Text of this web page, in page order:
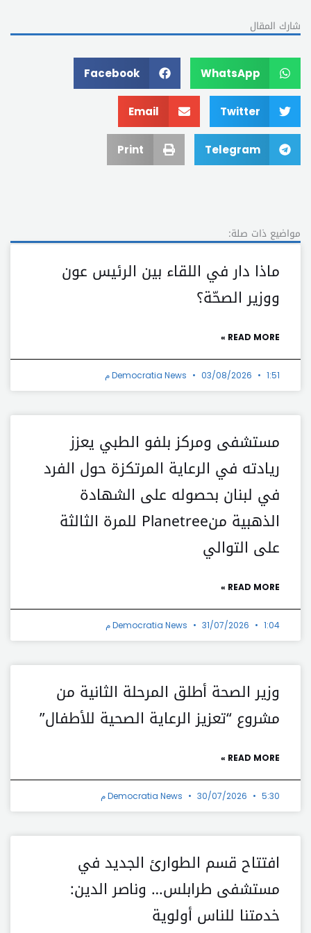
شارك المقال
WhatsApp
Facebook
Twitter
Email
Telegram
Print
مواضيع ذات صلة:
ماذا دار في اللقاء بين الرئيس عون
ووزير الصحّة؟
READ MORE »
Democratia News 03/08/2026 1:51 م
مستشفى ومركز بلفو الطبي يعزز
ريادته في الرعاية المرتكزة حول الفرد
في لبنان بحصوله على الشهادة
الذهبية منPlanetree للمرة الثالثة
على التوالي
READ MORE »
Democratia News 31/07/2026 1:04 م
وزير الصحة أطلق المرحلة الثانية من
مشروع “تعزيز الرعاية الصحية للأطفال”
READ MORE »
Democratia News 30/07/2026 5:30 م
افتتاح قسم الطوارئ الجديد في
مستشفى طرابلس… وناصر الدين:
خدمتنا للناس أولوية